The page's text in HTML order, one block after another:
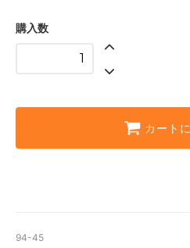
購入数
カート
94-45